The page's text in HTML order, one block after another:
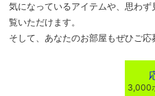
気になっているアイテムや、思わ
覧いただけます。
そして、あなたのお部屋もぜひご応